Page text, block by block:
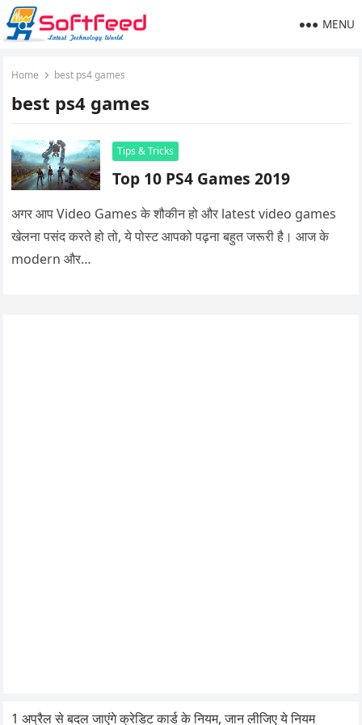
MENU
Home best ps4 games
best ps4 games
Tips & Tricks
Top 10 PS4 Games 2019
अगर आप Video Games के शौकीन हो और latest video games
खेलना पसंद करते हो तो, ये पोस्ट आपको पढ़ना बहुत जरूरी है। आज के
modern और…
1 अप्रैल से बदल जाएंगे क्रेडिट कार्ड के नियम, जान लीजिए ये नियम